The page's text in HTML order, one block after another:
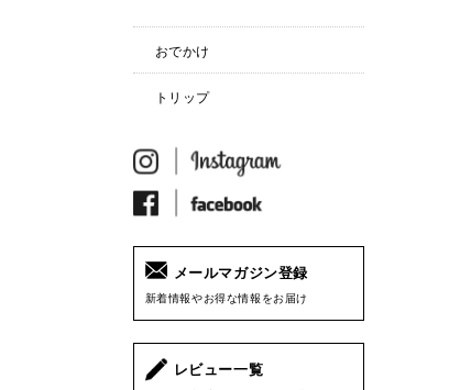
おでかけ
トリップ
メールマガジン登録
新着情報やお得な情報をお届け
レビュー一覧